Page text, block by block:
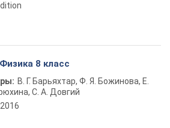
8 класс
В. Г. Барьяхтар, Ф. Я. Божинова, Е.
С. А. Довгий
2016